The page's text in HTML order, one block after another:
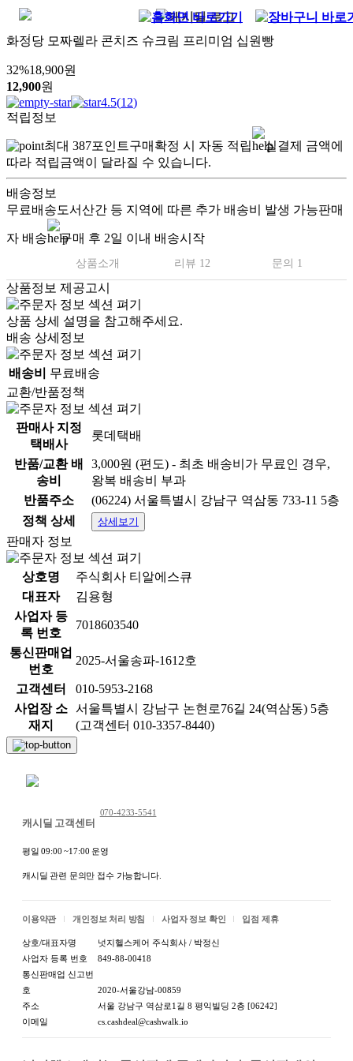
화정당 모짜렐라 콘치즈 슈크림 프리미엄 십원빵
32%18,900원
12,900원
4.5(12)
적립정보
최대 387포인트구매확정 시 자동 적립
실결제 금액에
따라 적립금액이 달라질 수 있습니다.
배송정보
무료배송도서산간 등 지역에 따른 추가 배송비 발생 가능판매
자 배송 구매 후 2일 이내 배송시작
상품소개 리뷰 12 문의 1
반응폭팔 신상! 단독출시!
국내 1호 기능장 개발!!
타사의 경우 저렴한 풀빵
카스테라 반죽을 사용
타사 풀빵 반죽에 비해
120g 종이 트레이 증정 까지~
해썹(HACCP) 인증
아이들도 안전하게
가족들과 드셔보세요~
상품정보 제공고시
상품 상세 설명을 참고해주세요.
배송 상세정보
배송비
무료배송
교환/반품정책
판매사 지정
택배사
롯데택배
반품/교환 배
송비
3,000원 (편도) - 최초 배송비가 무료인 경우,
왕복 배송비 부과
반품주소
(06224) 서울특별시 강남구 역삼동 733-11 5층
정책 상세
상세보기
판매자 정보
상호명
주식회사 티알에스큐
대표자
김용형
사업자 등
록 번호
7018603540
통신판매업
번호
2025-서울송파-1612호
고객센터
010-5953-2168
사업장 소
재지
서울특별시 강남구 논현로76길 24(역삼동) 5층
(고객센터 010-3357-8440)
캐시딜 고객센터
070-4233-5541
평일 09:00 ~17:00 운영
캐시딜 관련 문의만 접수 가능합니다.
이용약관 개인정보 처리 방침 사업자 정보 확인 입점 제휴
상호/대표자명
넛지헬스케어 주식회사 / 박정신
사업자 등록 번호
849-88-00418
통신판매업 신고번
호
2020-서울강남-00859
주소
서울 강남구 역삼로1길 8 평익빌딩 2층 [06242]
이메일
cs.cashdeal@cashwalk.io